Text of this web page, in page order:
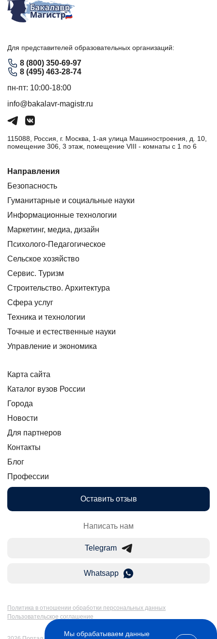
Для представителей образовательных организаций:
8 (800) 350-69-97
8 (495) 463-28-74
пн-пт: 10:00-18:00
info@bakalavr-magistr.ru
115088, Россия, г. Москва, 1-ая улица Машиностроения, д. 10,
помещение 306, 3 этаж, помещение VIII - комнаты с 1 по 6
Направления
Безопасность
Гуманитарные и социальные науки
Информационные технологии
Маркетинг, медиа, дизайн
Психолого-Педагогическое
Сельское хозяйство
Сервис. Туризм
Строительство. Архитектура
Сфера услуг
Техника и технологии
Точные и естественные науки
Управление и экономика
Карта сайта
Каталог вузов России
Города
Новости
Для партнеров
Контакты
Блог
Профессии
Оставить отзыв
Написать нам
Telegram
Whatsapp
Политика в отношении обработки персональных данных
Пользовательское соглашение
Мы обрабатываем данные